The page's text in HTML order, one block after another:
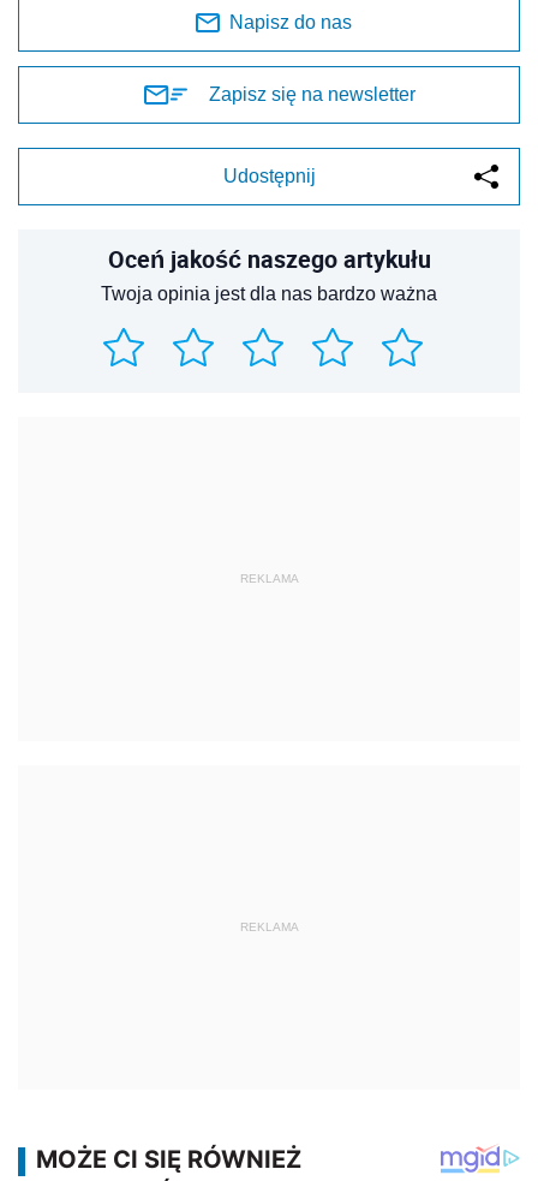
Napisz do nas
Zapisz się na newsletter
Udostępnij
Oceń jakość naszego artykułu
Twoja opinia jest dla nas bardzo ważna
REKLAMA
REKLAMA